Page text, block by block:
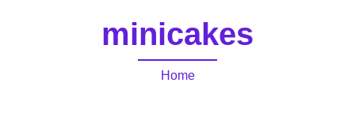
minicakes
Home